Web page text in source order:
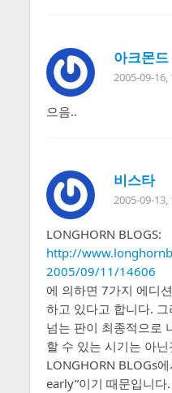
아크몬드
2005-09-16,
으음..
비스타
2005-09-13,
LONGHORN BLOGS:
http://
2005/09/11/14606
에 의하면 7가지 에디
하고 있다고 합니다.
넘는 판이 최종적으로
할 수 있는 시기는 아
LONGHORN BLOGs
early”이기 때문입니다.